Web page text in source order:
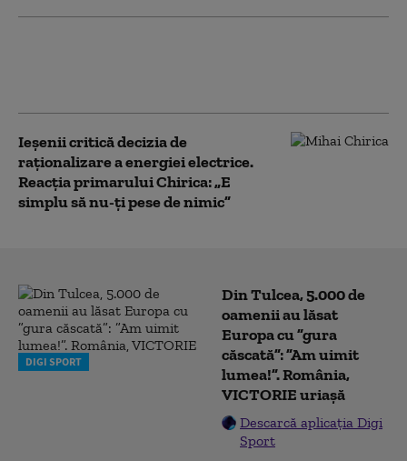
Ieșenii critică decizia de
raționalizare a energiei electrice.
Reacția primarului Chirica: „E
simplu să nu-ţi pese de nimic”
DIGI SPORT
Din Tulcea, 5.000 de
oamenii au lăsat
Europa cu ”gura
căscată”: ”Am uimit
lumea!”. România,
VICTORIE uriașă
Descarcă aplicația Digi
Sport